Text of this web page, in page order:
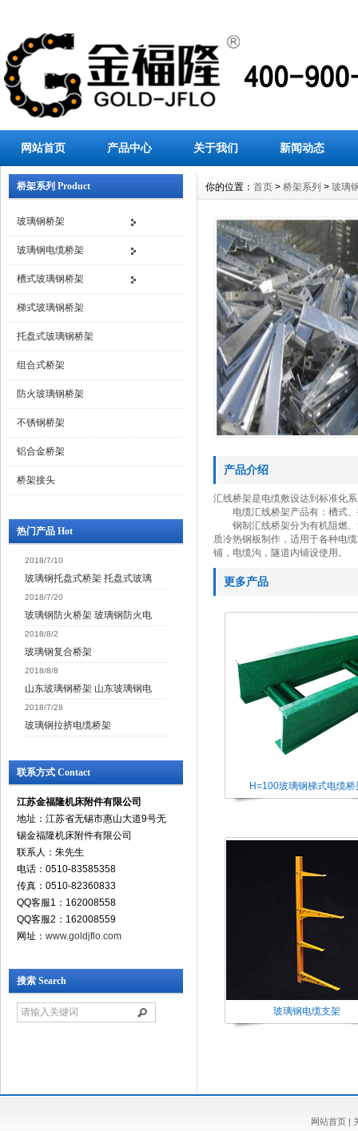
网站首页 产品中心 关于我们 新闻动态
桥架系列 Product
玻璃钢桥架
玻璃钢电缆桥架
槽式玻璃钢桥架
梯式玻璃钢桥架
托盘式玻璃钢桥架
组合式桥架
防火玻璃钢桥架
不锈钢桥架
铝合金桥架
桥架接头
热门产品 Hot
2018/7/10
玻璃钢托盘式桥架 托盘式玻璃
2018/7/20
玻璃钢防火桥架 玻璃钢防火电
2018/8/2
玻璃钢复合桥架
2018/8/8
山东玻璃钢桥架 山东玻璃钢电
2018/7/28
玻璃钢拉挤电缆桥架
联系方式 Contact
江苏金福隆机床附件有限公司
地址：江苏省无锡市惠山大道9号无
锡金福隆机床附件有限公司
联系人：朱先生
电话：0510-83585358
传真：0510-82360833
QQ客服1：162008558
QQ客服2：162008559
网址： www.goldjflo.com
搜索 Search
你的位置： 首页 > 桥架系列 > 玻璃
产品介绍
汇线桥架是电缆敷设达到标准化
电缆汇线桥架产品有：槽式、
钢制汇线桥架分为有机阻燃、
质冷热钢板制作，适用于各种电
铺，电缆沟，隧道内铺设使用。
更多产品
H=100玻璃钢梯式电缆桥
玻璃钢电缆支架
网站首页|